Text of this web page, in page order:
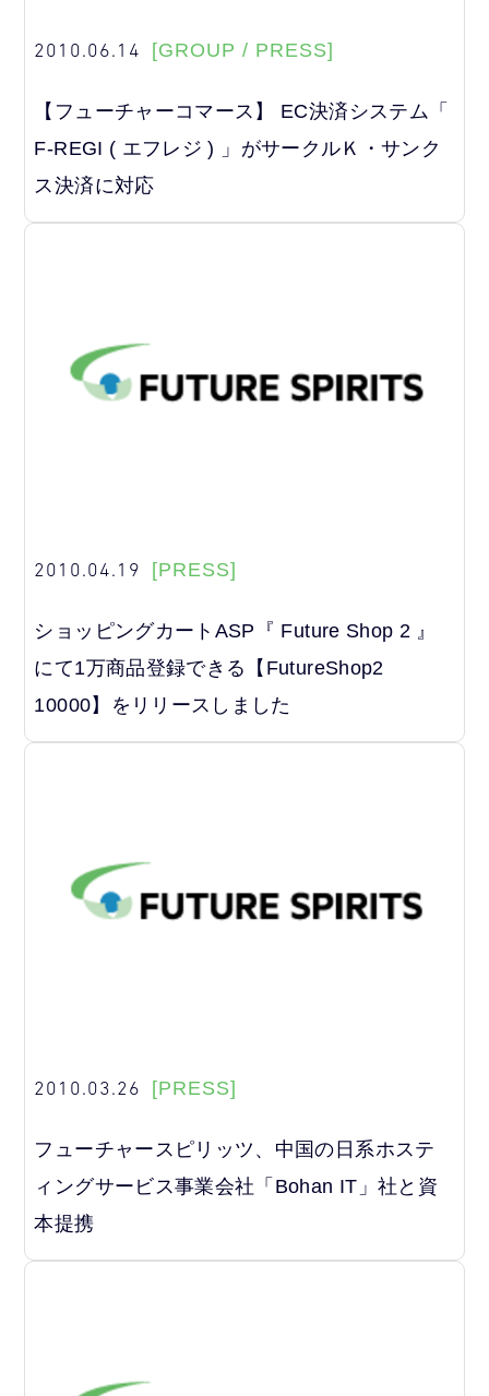
2010.06.14 [GROUP / PRESS]
【フューチャーコマース】 EC決済システム「
F-REGI ( エフレジ ) 」がサークルＫ・サンク
ス決済に対応
2010.04.19 [PRESS]
ショッピングカートASP『 Future Shop 2 』
にて1万商品登録できる【FutureShop2
10000】をリリースしました
2010.03.26 [PRESS]
フューチャースピリッツ、中国の日系ホステ
ィングサービス事業会社「Bohan IT」社と資
本提携